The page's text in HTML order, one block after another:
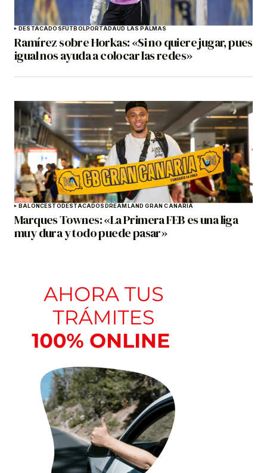
DESTACADOSFÚTBOLPORTADAUD LAS PALMAS
Ramírez sobre Horkas: «Si no quiere jugar, pues
igual nos ayuda a colocar las redes»
BALONCESTODESTACADOSDREAMLAND GRAN CANARIA
Marques Townes: «La Primera FEB es una liga
muy dura y todo puede pasar»